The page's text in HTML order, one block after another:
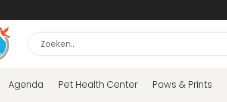
Agenda Pet Health Center Paws & Prints